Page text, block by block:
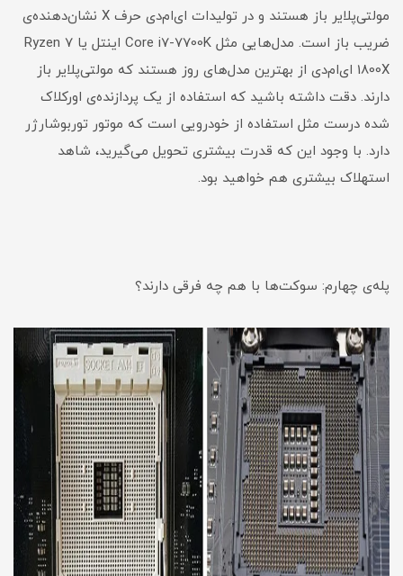
مولتی‌پلایر باز هستند و در تولیدات ای‌ام‌دی حرف X نشان‌دهنده‌ی
ضریب باز است. مدل‌هایی مثل Core i7-7700K اینتل یا Ryzen 7
1800X ای‌ام‌دی از بهترین مدل‌های روز هستند که مولتی‌پلایر باز
دارند. دقت داشته باشید که استفاده از یک پردازنده‌ی اورکلاک
شده درست مثل استفاده از خودرویی است که موتور توربوشارژر
دارد. با وجود این که قدرت بیشتری تحویل می‌گیرید، شاهد
استهلاک بیشتری هم خواهید بود.
پله‌ی چهارم: سوکت‌ها با هم چه فرقی دارند؟